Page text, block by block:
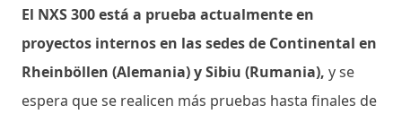
El NXS 300 está a prueba actualmente en
proyectos internos en las sedes de Continental en
Rheinböllen (Alemania) y Sibiu (Rumania), y se
espera que se realicen más pruebas hasta finales de